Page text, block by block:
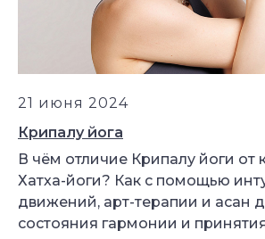
21 июня 2024
Крипалу йога
В чём отличие Крипалу йоги от
Хатха-йоги? Как с помощью
движений, арт-терапии и асан
состояния гармонии и